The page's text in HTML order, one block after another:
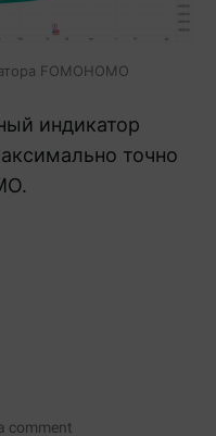
FOMOHOMO
индикатор
точно